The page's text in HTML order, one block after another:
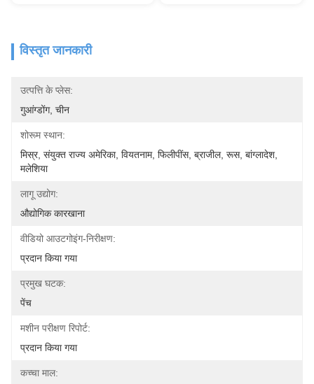
विस्तृत जानकारी
उत्पत्ति के प्लेस:
गुआंग्डोंग, चीन
शोरूम स्थान:
मिस्र, संयुक्त राज्य अमेरिका, वियतनाम, फिलीपींस, ब्राजील, रूस, बांग्लादेश,
मलेशिया
लागू उद्योग:
औद्योगिक कारखाना
वीडियो आउटगोइंग-निरीक्षण:
प्रदान किया गया
प्रमुख घटक:
पेंच
मशीन परीक्षण रिपोर्ट:
प्रदान किया गया
कच्चा माल: